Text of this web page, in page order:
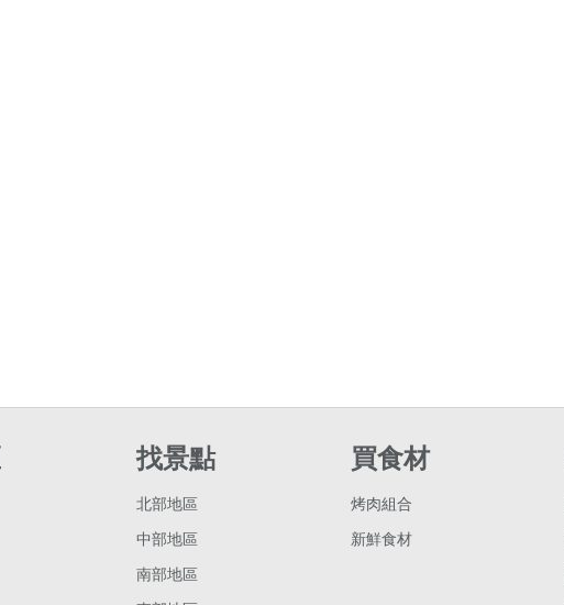
找景點
北部地區
中部地區
南部地區
買食材
烤肉組合
新鮮食材